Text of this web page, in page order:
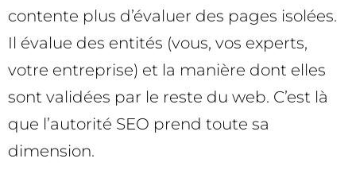
contente plus d’évaluer des pages isolées.
Il évalue des entités (vous, vos experts,
votre entreprise) et la manière dont elles
sont validées par le reste du web. C’est là
que l’autorité SEO prend toute sa
dimension.